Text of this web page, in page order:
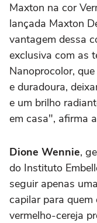
Maxton na cor
lançada Maxton
vantagem dessa
exclusiva com as
Nanoprocolor,
e duradoura,
e um brilho
em casa", afirma
Dione Wennie,
do Instituto
seguir apenas
capilar para
vermelho-cereja